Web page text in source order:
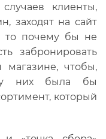
клиенты,
заходят на сайт
то почему бы не
забронировать
чтобы,
у них была бы
который